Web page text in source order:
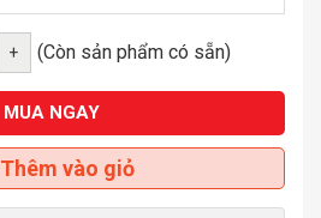
+ (Còn sản phẩm có sẵn)
MUA NGAY
Thêm vào giỏ